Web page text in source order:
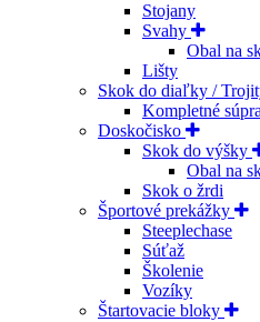
Stojany
Svahy
Obal na
Lišty
Skok do diaľky /
Kompletné
Doskočisko
Skok do výšky
Obal na
Skok o žrdi
Športové prekážky
Steeplechase
Súťaž
Školenie
Vozíky
Štartovacie bloky